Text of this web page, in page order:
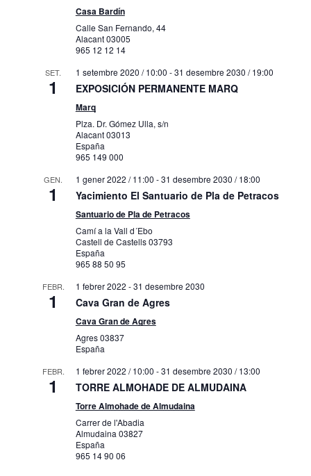
Casa Bardín
Calle San Fernando, 44
Alacant03005
965 12 12 14
SET.
1
1 setembre 2020 / 10:00 -31 desembre 2030 / 19:00
EXPOSICIÓN PERMANENTE MARQ
Marq
Plza. Dr. Gómez Ulla, s/n
Alacant03013
España
965 149 000
GEN.
1
1 gener 2022 / 11:00 -31 desembre 2030 / 18:00
Yacimiento El Santuario de Pla de Petracos
Santuario de Pla de Petracos
Camí a la Vall d´Ebo
Castell de Castells03793
España
965 88 50 95
FEBR.
1
1 febrer 2022 -31 desembre 2030
Cava Gran de Agres
Cava Gran de Agres
Agres03837
España
FEBR.
1
1 febrer 2022 / 10:00 -31 desembre 2030 / 13:00
TORRE ALMOHADE DE ALMUDAINA
Torre Almohade de Almudaina
Carrer de l'Abadia
Almudaina 03827
España
965 14 90 06